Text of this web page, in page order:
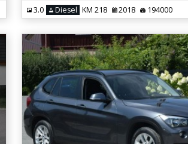
3.0 Diesel KM 218 2018 194000